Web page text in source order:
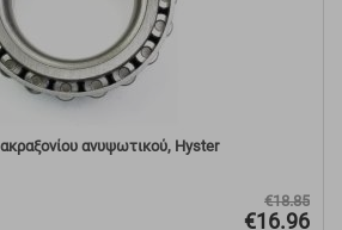
ανυψωτικού, Hyster
€18.85
€16.96